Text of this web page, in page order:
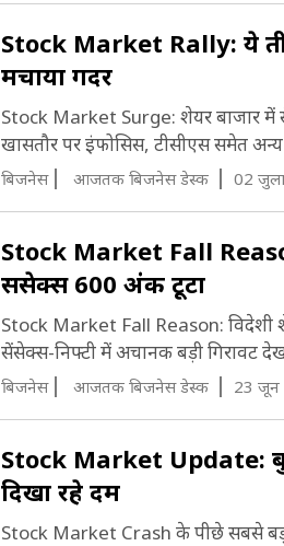
Stock Market Rally: ये
मचाया गदर
Stock Market Surge: शेयर बाजार में
खासतौर पर इंफोसिस, टीसीएस समेत
बिजनेस आजतक बिजनेस डेस्क 02
Stock Market Fall
सेंसेक्स 600 अंक टूटा
Stock Market Fall Reason: विदेशी
सेंसेक्स-निफ्टी में अचानक बड़ी गिरावट
बिजनेस आजतक बिजनेस डेस्क 23 जून
Stock Market Update:
दिखा रहे दम
Stock Market Crash के पीछे सबसे